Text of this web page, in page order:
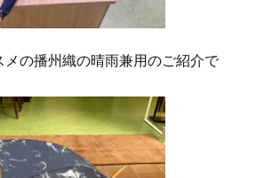
メの播州織の晴雨兼用のご紹介で